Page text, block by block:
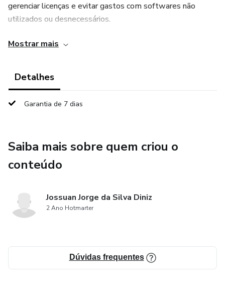
gerenciar licenças e evitar gastos com softwares não
utilizados ou desnecessários.
Aplicar APM (Application Portfolio Management) para
melhorar a segurança e a eficiência na gestão de
Com um enfoque balanceado em cada uma dessas áreas,
você estará equipado para transformar a infraestrutura de
conhecimento prático e torne-se um especialista em
economia de recursos de TI. Inscreva-se hoje e dê um
Mostrar mais
Detalhes
Garantia de 7 dias
Saiba mais sobre quem criou o
conteúdo
Jossuan Jorge da Silva Diniz
2 Ano Hotmarter
Dúvidas frequentes